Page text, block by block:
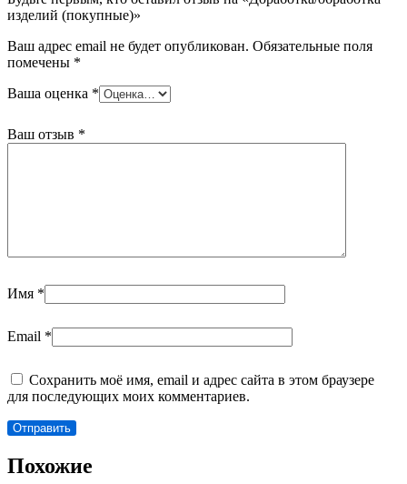
изделий (покупные)»
Ваш адрес email не будет опубликован. Обязательные поля
помечены *
Ваша оценка *
Ваш отзыв *
Имя *
Email *
Сохранить моё имя, email и адрес сайта в этом браузере
для последующих моих комментариев.
Похожие